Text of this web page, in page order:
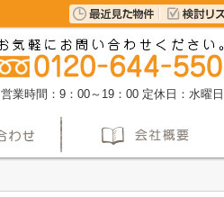
営業時間：9：00～19：00 定休日：水曜日